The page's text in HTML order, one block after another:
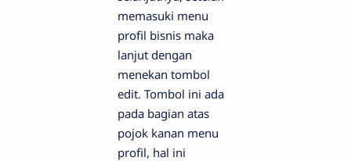
memasuki menu
profil bisnis maka
lanjut dengan
menekan tombol
edit. Tombol ini ada
pada bagian atas
pojok kanan menu
profil, hal ini